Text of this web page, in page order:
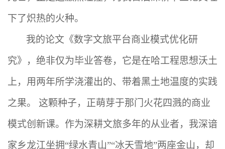
下了炽热的火种。
我的论文《数字文旅平台商业模式优化研
究》，绝非仅为毕业答卷，它是在哈工程思想沃土
上，用两年所学浇灌出的、带着黑土地温度的实践
之果。
这颗种子，正萌芽于那门火花四溅的商业
模式创新课。作为深耕文旅多年的从业者，我深谙
家乡龙江坐拥“绿水青山”“冰天雪地”两座金山，却